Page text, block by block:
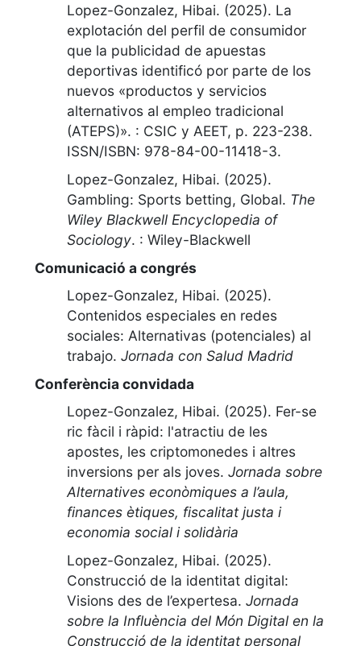
Lopez-Gonzalez, Hibai. (2025). La
explotación del perfil de consumidor
que la publicidad de apuestas
deportivas identificó por parte de los
nuevos «productos y servicios
alternativos al empleo tradicional
(ATEPS)». : CSIC y AEET, p. 223-238.
ISSN/ISBN: 978-84-00-11418-3.
Lopez-Gonzalez, Hibai. (2025).
Gambling: Sports betting, Global. The
Wiley Blackwell Encyclopedia of
Sociology. :Wiley-Blackwell
Comunicació a congrés
Lopez-Gonzalez, Hibai. (2025).
Contenidos especiales en redes
sociales: ​Alternativas (potenciales) al
trabajo​.Jornada con Salud Madrid
Conferència convidada
Lopez-Gonzalez, Hibai. (2025). Fer-se
ric fàcil i ràpid: l'atractiu de les
apostes, les criptomonedes i altres
inversions per als joves.Jornada sobre
Alternatives econòmiques a l’aula,
finances ètiques, fiscalitat justa i
economia social i solidària
Lopez-Gonzalez, Hibai. (2025).
Construcció de la identitat digital:
Visions des de l’expertesa.Jornada
sobre la Influència del Món Digital en la
Construcció de la identitat personal